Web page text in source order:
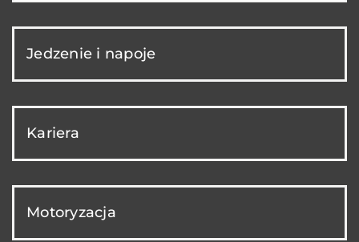
Jedzenie i napoje
Kariera
Motoryzacja